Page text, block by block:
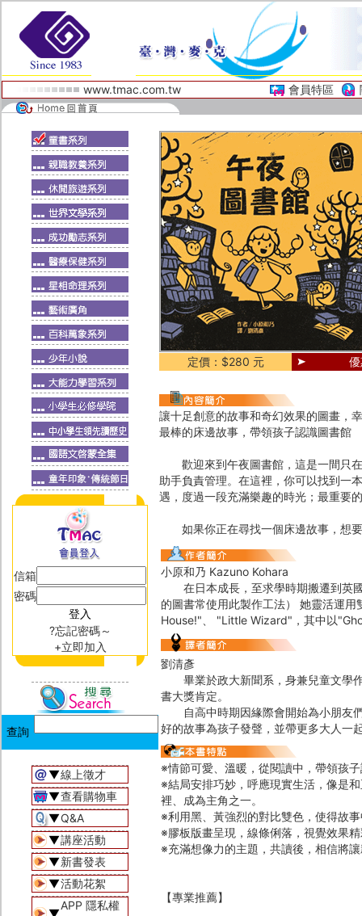
www.tmac.com.tw 會員特區
信箱
密碼
?忘記密碼～
+立即加入
▼線上徵才
▼查看購物車
▼Q&A
▼講座活動
▼新書發表
▼活動花絮
▼
APP 隱私權
定價：$280 元
讓十足創意的故事和奇幻效果的圖畫，
最棒的床邊故事，帶領孩子認識圖書館
歡迎來到午夜圖書館，這是一間只在
助手負責管理。在這裡，你可以找到一
遇，度過一段充滿樂趣的時光；最重要
如果你正在尋找一個床邊故事，想要
小原和乃 Kazuno Kohara
在日本成長，至求學時期搬遷到英國
的圖書常使用此製作工法） 她靈活運
House!"、 "Little Wizard"，其中以
劉清彥
畢業於政大新聞系，身兼兒童文學作
書大獎肯定。
自高中時期因緣際會開始為小朋友們
好的故事為孩子發聲，並帶更多大人一
※情節可愛、溫暖，從閱讀中，帶領孩
※結局安排巧妙，呼應現實生活，像是
裡、成為主角之一。
※利用黑、黃強烈的對比雙色，使得故
※膠板版畫呈現，線條俐落，視覺效果
※充滿想像力的主題，共讀後，相信將
【專業推薦】